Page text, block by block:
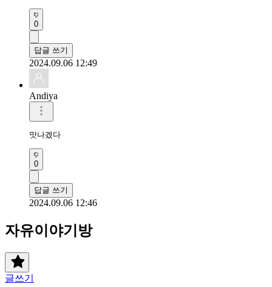
0
답글 쓰기
2024.09.06 12:49
Andiya
맛나겠다
0
답글 쓰기
2024.09.06 12:46
자유이야기방
글쓰기